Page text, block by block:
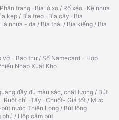
trang -Bìa lò xo / Rổ xéo -Kệ nhựa
kẹp / Bìa treo -Bìa cây -Bìa
lá nhựa - da / Bìa thái / Bìa kiếng / Bìa
vở - Bao thư/ Sổ Namecard - Hộp
Nhập Xuất Kho
đầy đủ màu sắc, chất lượng / Bút
-Ruột chì -Tẩy -Chuốt- Giá tốt / Mực
nước Thiên Long / Bút lông
phú / Hộp cắm bút